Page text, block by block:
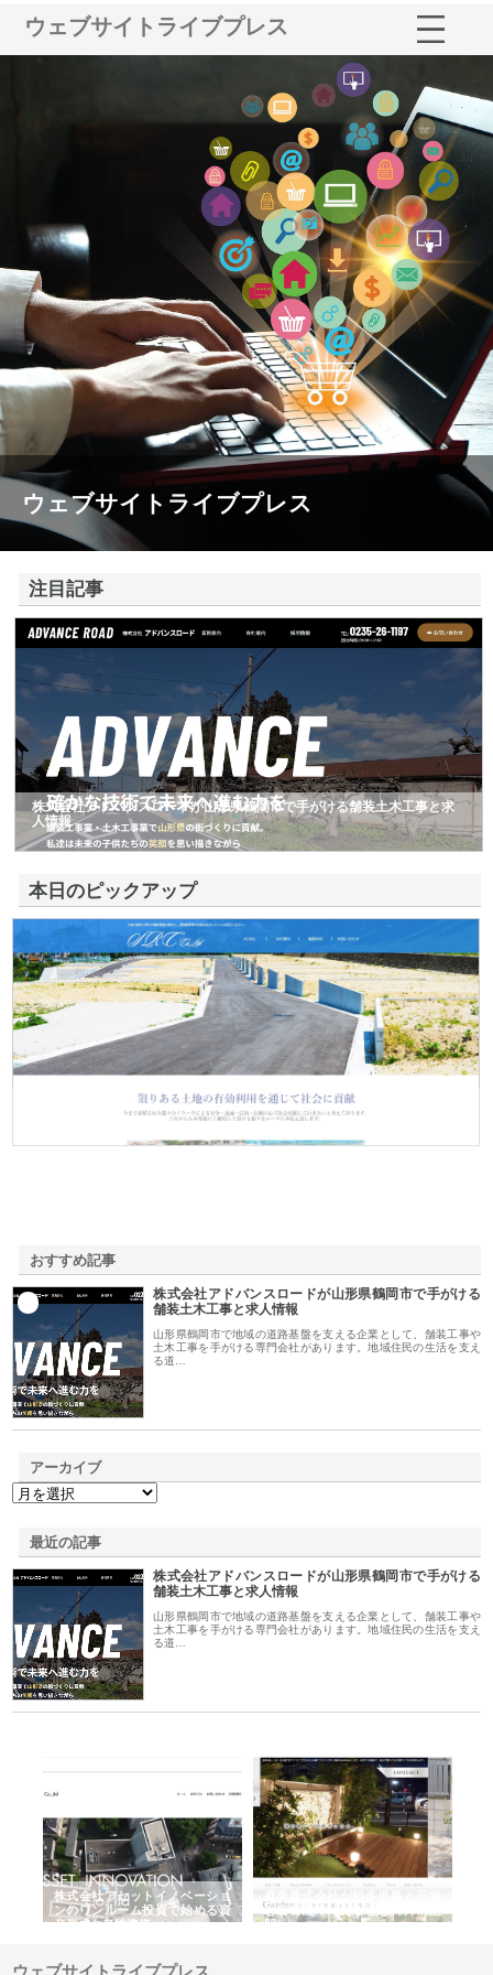
ウェブサイトライブプレス
ウェブサイトライブプレス
注目記事
株式会社アドバンスロードが山形県鶴岡市で手がける舗装土木工事と求
人情報
本日のピックアップ
株式会社ＳＲＣ
おすすめ記事
株式会社アドバンスロードが山形県鶴岡市で手がける
舗装土木工事と求人情報
山形県鶴岡市で地域の道路基盤を支える企業として、舗装工事や
土木工事を手がける専門会社があります。地域住民の生活を支え
る道…
アーカイブ
最近の記事
株式会社アドバンスロードが山形県鶴岡市で手がける
舗装土木工事と求人情報
山形県鶴岡市で地域の道路基盤を支える企業として、舗装工事や
土木工事を手がける専門会社があります。地域住民の生活を支え
る道…
株式会社アセットイノベーショ
ンのワンルーム投資で始める資
産形成と老後準備
と名古屋で叶える理想の外構空
間